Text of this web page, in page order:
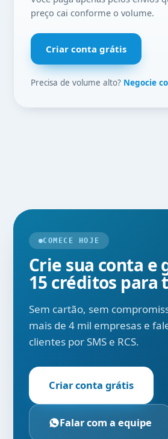
preço cai conforme o volume.
Criar conta grátis
Precisa de volume alto? Negocie
COMECE HOJE
Crie sua conta e
15 créditos para
Sem cartão, sem
mais de 4 mil empresas e
clientes por SMS e RCS.
Criar conta grátis
Falar com a equipe